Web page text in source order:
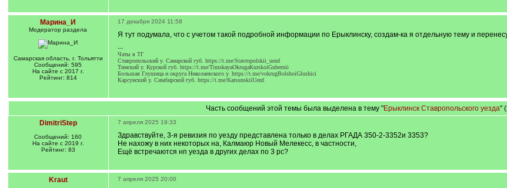
Марина_И
Модератор раздела
Самарская область, г. Тольятти
Сообщений: 595
На сайте с 2017 г.
Рейтинг: 814
17 декабря 2024 11:58
Я тут подумала, что с учетом такой подробной информации по Ерыклинску, создам-ка я отдельную тему и
---
Чаты в ТГ
Ставропольский у. Самарской губ. https://t.me/Stavropolskii_uezd
Тимский у. Курской губ. https://t.me/TimskayaOkrugaKurskoiGubernii
Большая Глушица и округа Николаевского у. https://t.me/vokrugBolshoiGlushici
Карсунский у. Симбирской губ. https://t.me/KarsunskiiUezd
Часть сообщений этой темы была выделена в тему "Ерыклинск Ставропольского уезда"
DimitriStep
Сообщений: 160
На сайте с 2019 г.
Рейтинг: 83
7 апреля 2025 19:33
Здравствуйте, 3-я ревизия по уезду представлена только в делах РГАДА 350-2-3352и 3353?
Не нахожу в них некоторых на, Калмаюр Новый Мелекесс, в частности,
Ещё встречаются нп уезда в других делах по 3 рс?
Kraut 7 апреля 2025 20:00